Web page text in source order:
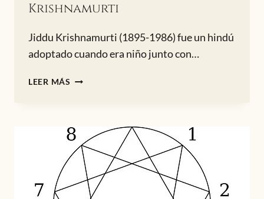
Krishnamurti
Jiddu Krishnamurti (1895-1986) fue un hindú
adoptado cuando era niño junto con…
LEER MÁS LAS